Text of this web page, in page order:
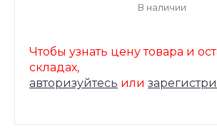
В наличии
Чтобы узнать цену товара и
складах,
авторизуйтесь или